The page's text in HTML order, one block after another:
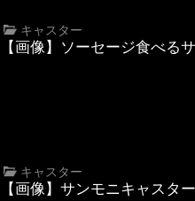
キャスター
【画像】ソーセージ食べる
キャスター
【画像】サンモニキャスタ